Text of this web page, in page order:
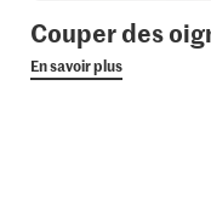
Couper des
En savoir plus